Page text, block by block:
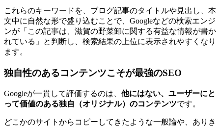
これらのキーワードを、ブログ記事のタイトルや見出し、本
文中に自然な形で盛り込むことで、Googleなどの検索エンジ
ンが「この記事は、滋賀の野菜卸に関する有益な情報が書か
れている」と判断し、検索結果の上位に表示されやすくなり
ます。
独自性のあるコンテンツこそが最強のSEO
Googleが一貫して評価するのは、 他にはない、ユーザーにと
って価値のある独自（オリジナル）のコンテンツです。
どこかのサイトからコピーしてきたような一般論や、ありき